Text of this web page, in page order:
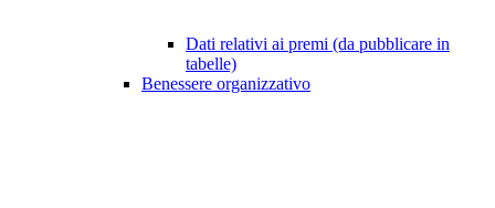
Dati relativi ai premi (da pubblicare in
tabelle)
Benessere organizzativo